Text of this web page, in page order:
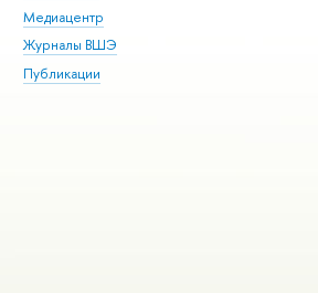
Медиацентр
Журналы ВШЭ
Публикации